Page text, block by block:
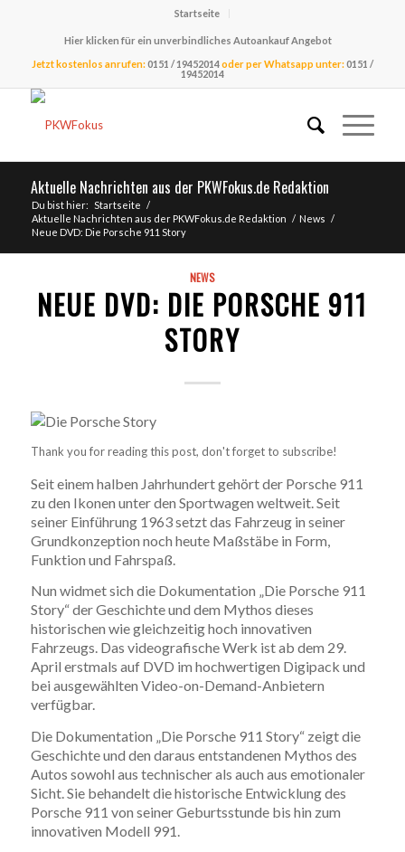
Startseite
Hier klicken für ein unverbindliches Autoankauf Angebot
Jetzt kostenlos anrufen:0151 / 19452014oder per Whatsapp unter:0151 /
19452014
Aktuelle Nachrichten aus der PKWFokus.de Redaktion
Du bist hier: Startseite /
Aktuelle Nachrichten aus der PKWFokus.de Redaktion / News /
Neue DVD: Die Porsche 911 Story
NEWS
NEUE DVD: DIE PORSCHE 911
STORY
Thank you for reading this post, don't forget to subscribe!
Seit einem halben Jahrhundert gehört der Porsche 911
zu den Ikonen unter den Sportwagen weltweit. Seit
seiner Einführung 1963 setzt das Fahrzeug in seiner
Grundkonzeption noch heute Maßstäbe in Form,
Funktion und Fahrspaß.
Nun widmet sich die Dokumentation „Die Porsche 911
Story“ der Geschichte und dem Mythos dieses
historischen wie gleichzeitig hoch innovativen
Fahrzeugs. Das videografische Werk ist ab dem 29.
April erstmals auf DVD im hochwertigen Digipack und
bei ausgewählten Video-on-Demand-Anbietern
verfügbar.
Die Dokumentation „Die Porsche 911 Story“ zeigt die
Geschichte und den daraus entstandenen Mythos des
Autos sowohl aus technischer als auch aus emotionaler
Sicht. Sie behandelt die historische Entwicklung des
Porsche 911 von seiner Geburtsstunde bis hin zum
innovativen Modell 991.